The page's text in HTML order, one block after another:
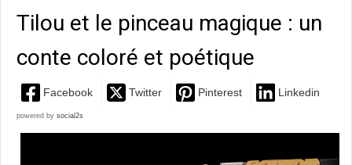
Tilou et le pinceau magique : un
conte coloré et poétique
Facebook Twitter Pinterest Linkedin
powered by social2s